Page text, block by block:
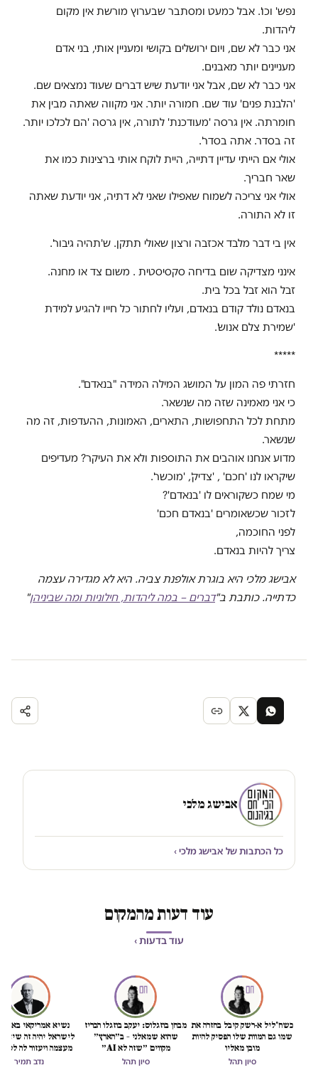
נפש' וכו'. אבל כמעט ומסתבר שבערוץ מורשת אין מקום
ליהדות.
אני כבר לא שם, ויום ירושלים בקושי ומעניין אותי, בני אדם
מעניינים יותר מאבנים.
אני כבר לא שם, אבל אני יודעת שיש דברים שעוד נמצאים שם.
'הלבנת פנים' עוד שם. חמורה יותר. אני מקווה שאתה מבין את
חומרתה. אין גרסה 'מעודכנת' לתורה, אין גרסה 'הם לכלכו יותר.
זה בסדר. אתה בסדר'.
אולי אם הייתי עדיין דתייה, היית לוקח אותי ברצינות כמו את
שאר חבריך.
אולי אני צריכה לשמוח שאפילו שאני לא דתיה, אני יודעת שאתה
זו לא התורה.
אין בי דבר מלבד אכזבה ורצון שאולי תתקן. ש'תהיה גיבור'.
אינני מצדיקה שום בדיחה סקסיסטית . משום צד או מחנה.
זבל הוא זבל בכל בית.
בנאדם נולד קודם בנאדם, ועליו לחתור כל חייו להגיע למידת
'שמירת צלם אנוש'.
*****
חזרתי פה המון על המושג המילה המידה "בנאדם".
כי אני מאמינה שזה מה שנשאר.
מתחת לכל התחפושות, התארים, האמונות, ההעדפות, זה מה
שנשאר.
מדוע אנחנו אוהבים את התוספות ולא את העיקר? מעדיפים
שיקראו לנו 'חכם' , 'צדיק', 'מוכשר'.
מי שמח כשקוראים לו 'בנאדם'?
לזכור שכשאומרים 'בנאדם חכם'
לפני החוכמה,
צריך להיות בנאדם.
אבישג מלכי היא בוגרת אולפנת צביה. היא לא מגדירה עצמה
כדתייה. כותבת ב"דברים – במה ליהדות, חילוניות ומה שביניהן"
אבישג מלכי
כל הכתבות של אבישג מלכי ›
עוד דעות מהמקום
עוד בדעות ›
כשח'ליל א-רשק קיבל בחזרה את
שמו גם המוות שלו הפסיק להיות
מובן מאליו
סיון תהל
מבחן בוזגלוס: יעקב בוזגלו הכריז
שהוא שמאלני – ב״הארץ״
מקווים ״שזה לא AI״
סיון תהל
נשיא אמריקאי באמת
לישראל יהיה זה
מעצמה ויעזור לה
הכיבוש
נדב תמיר